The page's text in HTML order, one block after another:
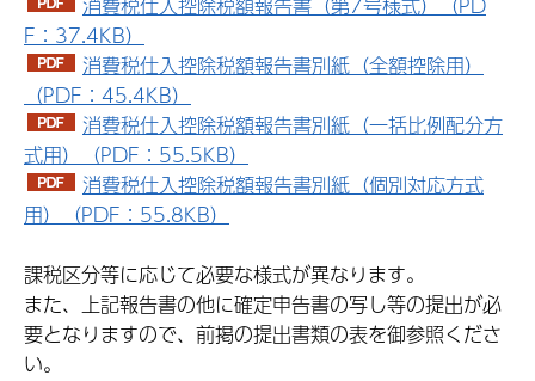
F：37.4KB）
消費税仕入控除税額報告書別紙（全額控除用）
（PDF：45.4KB）
消費税仕入控除税額報告書別紙（一括比例配分方
式用）（PDF：55.5KB）
消費税仕入控除税額報告書別紙（個別対応方式
用）（PDF：55.8KB）
課税区分等に応じて必要な様式が異なります。
また、上記報告書の他に確定申告書の写し等の提出が必
要となりますので、前掲の提出書類の表を御参照くださ
い。